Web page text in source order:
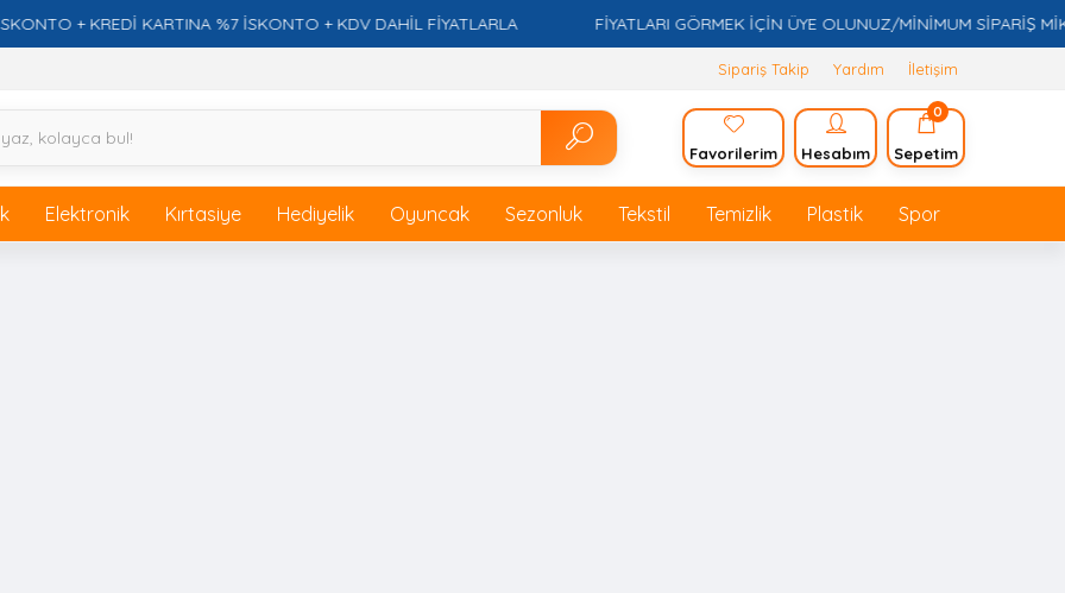
+ KREDİ KARTINA %7 İSKONTO + KDV DAHİL FİYATLARLA FİYATLARI GÖRMEK İÇİN ÜYE OLUNUZ/MİNİMUM SİPARİŞ
Sipariş Takip Yardım İletişim
Favorilerim Hesabım
0
Sepetim
Elektronik Kırtasiye Hediyelik Oyuncak Sezonluk Tekstil Temizlik Plastik Spor